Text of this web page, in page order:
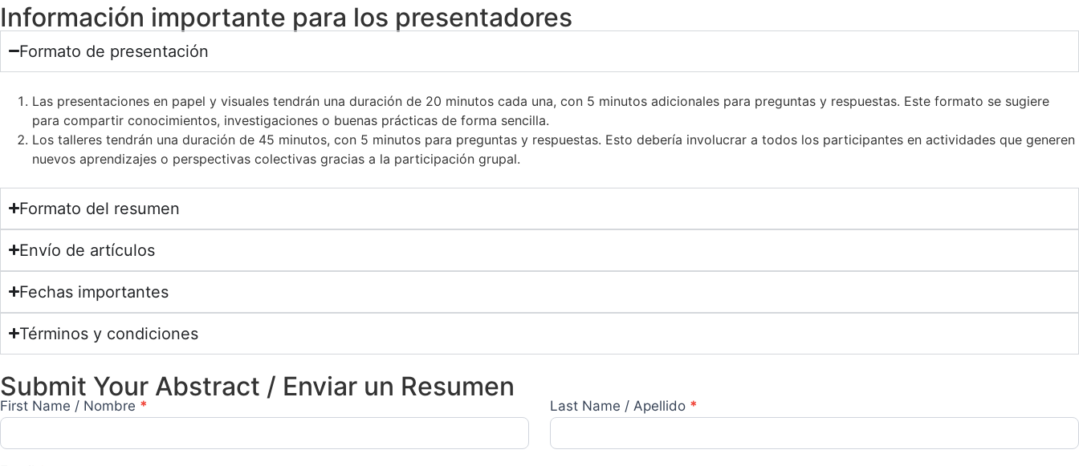
Información importante para los presentadores
Formato de presentación
Las presentaciones en papel y visuales tendrán una duración de 20 minutos cada una, con 5 minutos adicionales para preguntas y respuestas. Este formato se sugiere
para compartir conocimientos, investigaciones o buenas prácticas de forma sencilla.
Los talleres tendrán una duración de 45 minutos, con 5 minutos para preguntas y respuestas. Esto debería involucrar a todos los participantes en actividades que generen
nuevos aprendizajes o perspectivas colectivas gracias a la participación grupal.
Formato del resumen
Envío de artículos
Fechas importantes
Términos y condiciones
Submit Your Abstract / Enviar un Resumen
Call for
First Name / Nombre * Last Name / Apellido *